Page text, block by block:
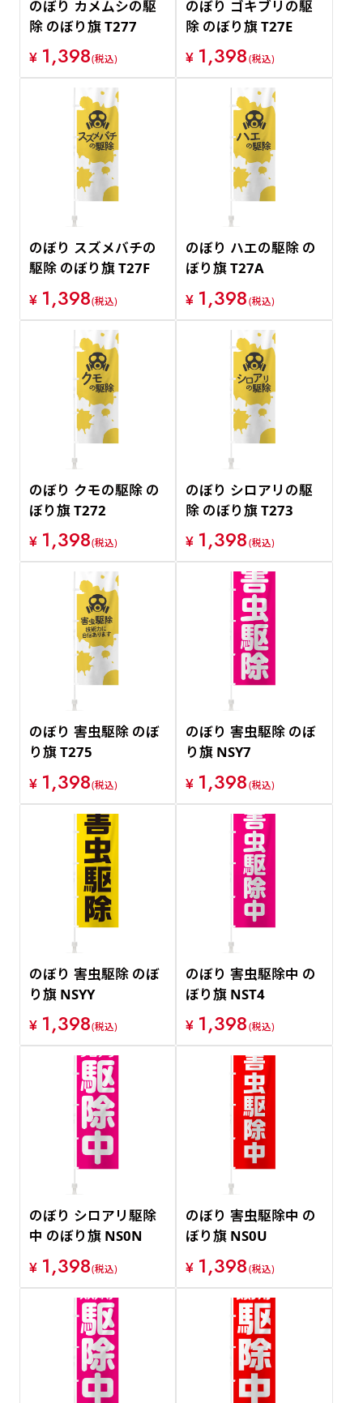
のぼり カメムシの駆
除 のぼり旗 T277
¥ 1,398(税込)
のぼり ゴキブリの駆
除 のぼり旗 T27E
¥ 1,398(税込)
のぼり スズメバチの
駆除 のぼり旗 T27F
¥ 1,398(税込)
のぼり ハエの駆除 の
ぼり旗 T27A
¥ 1,398(税込)
のぼり クモの駆除 の
ぼり旗 T272
¥ 1,398(税込)
のぼり シロアリの駆
除 のぼり旗 T273
¥ 1,398(税込)
のぼり 害虫駆除 のぼ
り旗 T275
¥ 1,398(税込)
のぼり 害虫駆除 のぼ
り旗 NSY7
¥ 1,398(税込)
のぼり 害虫駆除 のぼ
り旗 NSYY
¥ 1,398(税込)
のぼり 害虫駆除中 の
ぼり旗 NST4
¥ 1,398(税込)
のぼり シロアリ駆除
中 のぼり旗 NS0N
¥ 1,398(税込)
のぼり 害虫駆除中 の
ぼり旗 NS0U
¥ 1,398(税込)